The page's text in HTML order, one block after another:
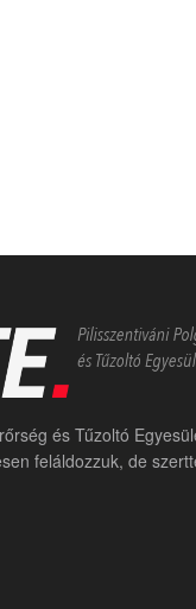
és Tűzoltó
feláldozzuk, de